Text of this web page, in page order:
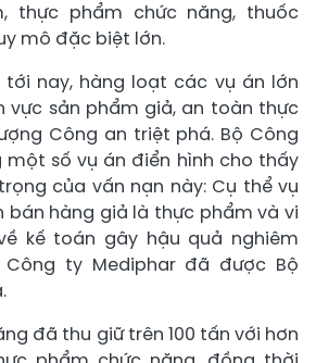
thực phẩm chức năng, thuốc
mô đặc biệt lớn.
nay, hàng loạt các vụ án lớn
vực sản phẩm giả, an toàn thực
Công an triệt phá. Bộ Công
số vụ án điển hình cho thấy
của vấn nạn này: Cụ thể vụ
bán hàng giả là thực phẩm và vi
kế toán gây hậu quả nghiêm
ty Mediphar đã được Bộ
đã thu giữ trên 100 tấn với hơn